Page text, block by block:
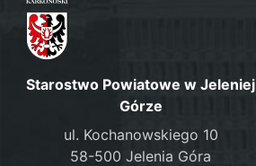
Starostwo Powiatowe w Jeleniej
Górze
ul. Kochanowskiego 10
58-500 Jelenia Góra